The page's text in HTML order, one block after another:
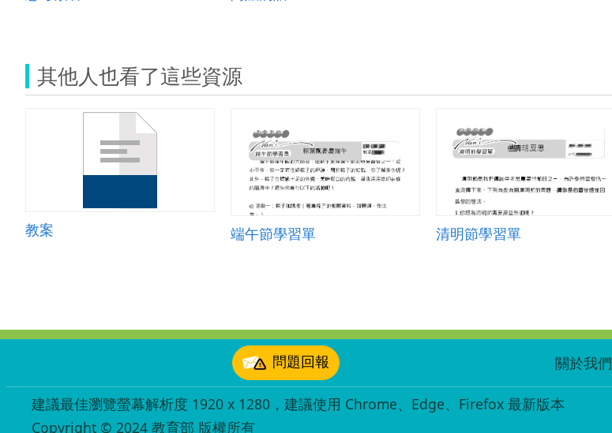
其他人也看了這些資源
教案 端午節學習單 清明節學習單
問題回報 關於我們
建議最佳瀏覽螢幕解析度 1920 x 1280，建議使用 Chrome、Edge、Firefox 最新版本
Copyright © 2024 教育部 版權所有